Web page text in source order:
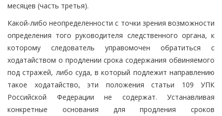
месяцев (часть третья).
Какой-либо неопределенности с точки зрения возможности
определения того руководителя следственного органа, к
которому следователь управомочен обратиться с
ходатайством о продлении срока содержания обвиняемого
под стражей, либо суда, в который подлежит направлению
такое ходатайство, эти положения статьи 109 УПК
Российской Федерации не содержат. Устанавливая
конкретные основания для продления сроков